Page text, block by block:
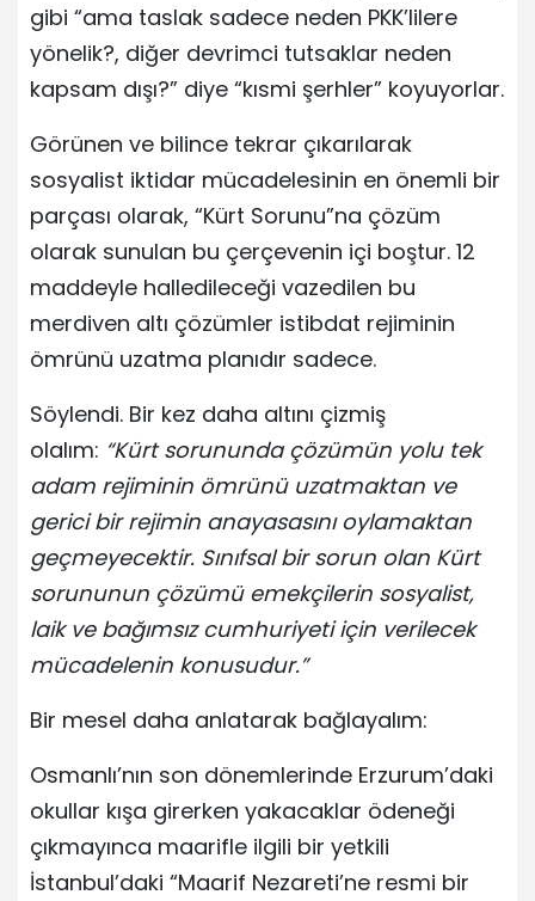
gibi “ama taslak sadece neden PKK’lilere
yönelik?, diğer devrimci tutsaklar neden
kapsam dışı?” diye “kısmi şerhler” koyuyorlar.
Görünen ve bilince tekrar çıkarılarak
sosyalist iktidar mücadelesinin en önemli bir
parçası olarak, “Kürt Sorunu”na çözüm
olarak sunulan bu çerçevenin içi boştur. 12
maddeyle halledileceği vazedilen bu
merdiven altı çözümler istibdat rejiminin
ömrünü uzatma planıdır sadece.
Söylendi. Bir kez daha altını çizmiş
olalım: “Kürt sorununda çözümün yolu tek
adam rejiminin ömrünü uzatmaktan ve
gerici bir rejimin anayasasını oylamaktan
geçmeyecektir. Sınıfsal bir sorun olan Kürt
sorununun çözümü emekçilerin sosyalist,
laik ve bağımsız cumhuriyeti için verilecek
mücadelenin konusudur.”
Bir mesel daha anlatarak bağlayalım:
Osmanlı’nın son dönemlerinde Erzurum’daki
okullar kışa girerken yakacaklar ödeneği
çıkmayınca maarifle ilgili bir yetkili
İstanbul’daki “Maarif Nezareti’ne resmi bir